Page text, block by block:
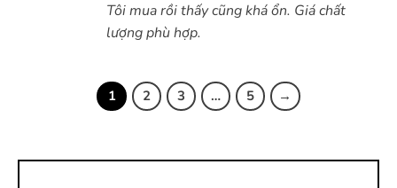
Tôi mua rồi thấy cũng khá ổn. Giá chất
lượng phù hợp.
1 2 3 … 5 →